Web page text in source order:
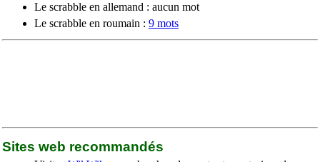
Le scrabble en allemand : aucun mot
Le scrabble en roumain : 9 mots
Sites web recommandés